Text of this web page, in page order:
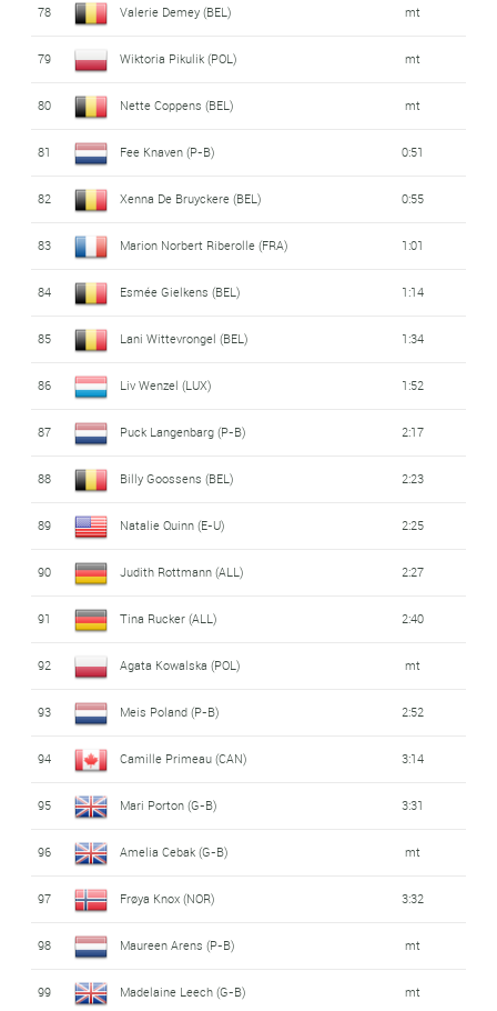
78 Valerie Demey (BEL) mt
79 Wiktoria Pikulik (POL) mt
80 Nette Coppens (BEL) mt
81 Fee Knaven (P-B) 0:51
82 Xenna De Bruyckere (BEL) 0:55
83 Marion Norbert Riberolle (FRA) 1:01
84 Esmée Gielkens (BEL) 1:14
85 Lani Wittevrongel (BEL) 1:34
86 Liv Wenzel (LUX) 1:52
87 Puck Langenbarg (P-B) 2:17
88 Billy Goossens (BEL) 2:23
89 Natalie Quinn (E-U) 2:25
90 Judith Rottmann (ALL) 2:27
91 Tina Rucker (ALL) 2:40
92 Agata Kowalska (POL) mt
93 Meis Poland (P-B) 2:52
94 Camille Primeau (CAN) 3:14
95 Mari Porton (G-B) 3:31
96 Amelia Cebak (G-B) mt
97 Frøya Knox (NOR) 3:32
98 Maureen Arens (P-B) mt
99 Madelaine Leech (G-B) mt